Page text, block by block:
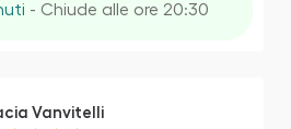
- Chiude alle ore 20:30
Vanvitelli